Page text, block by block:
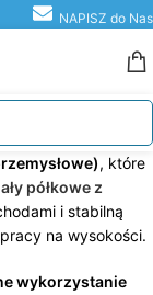
NAPISZ do Nas
, które
półkowe z
i stabilną
na wysokości.
wykorzystanie